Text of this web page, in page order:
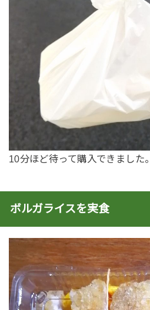
10分ほど待って購入できました。
ボルガライスを実食